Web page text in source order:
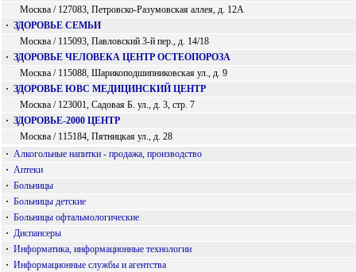
Москва / 127083, Петровско-Разумовская аллея, д. 12А
· ЗДОРОВЬЕ СЕМЬИ
Москва / 115093, Павловский 3-й пер., д. 14/18
· ЗДОРОВЬЕ ЧЕЛОВЕКА ЦЕНТР ОСТЕОПОРОЗА
Москва / 115088, Шарикоподшипниковская ул., д. 9
· ЗДОРОВЬЕ ЮВС МЕДИЦИНСКИЙ ЦЕНТР
Москва / 123001, Садовая Б. ул., д. 3, стр. 7
· ЗДОРОВЬЕ-2000 ЦЕНТР
Москва / 115184, Пятницкая ул., д. 28
· Алкогольные напитки - продажа, производство
· Аптеки
· Больницы
· Больницы детские
· Больницы офтальмологические
· Диспансеры
· Информатика, информационные технологии
· Информационные службы и агентства